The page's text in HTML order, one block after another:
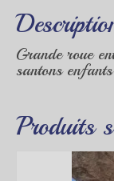
Grande roue
santons
Produits